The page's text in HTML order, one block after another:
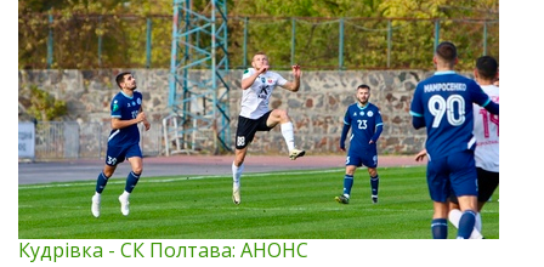
Кудрівка - СК Полтава: АНОНС